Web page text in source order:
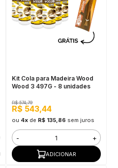
Kit Cola para Madeira Wood
Wood 3 497G - 8 unidades
R$ 574,79
R$ 543,44
ou 4xde R$ 135,86 sem juros
- +
ADICIONAR